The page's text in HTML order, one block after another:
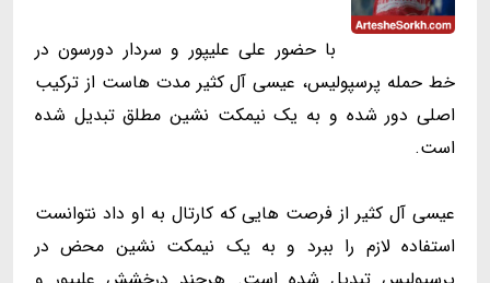
با حضور علی علیپور و سردار دورسون در
خط حمله پرسپولیس، عیسی آل کثیر مدت هاست از ترکیب
اصلی دور شده و به یک نیمکت نشین مطلق تبدیل شده
است.
عیسی آل کثیر از فرصت هایی که کارتال به او داد نتوانست
استفاده لازم را ببرد و به یک نیمکت نشین محض در